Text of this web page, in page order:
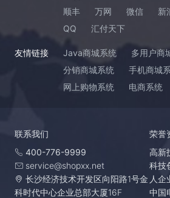
顺丰
万网 微信 新
QQ
汇付天下
友情链接 Java商城系统
多用户商
分销商城系统
手机商城
网上购物系统
电商系统
联系我们
400-776-9999
service@shopxx.net
长沙经济技术开发区向阳路1号金
科时代中心企业总部大厦16F
荣誉
高新
科技
人企
中国